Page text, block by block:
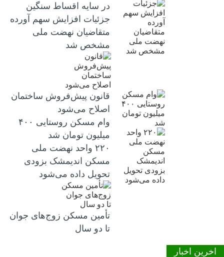
در سایه اقساط سنگین
جزئیات افزایش سهم آورده
متقاضیان نهضت ملی
مشخص شد
قانون پیش‌فروش ساختمان
اصلاح می‌شود
وام مسکن روستایی ۴۰۰
میلیون تومان شد
۲۲۰ واحد نهضت ملی
مسکن اندیمشک بزودی
تحویل داده می‌شود
تأمین مسکن زوج‌های جوان
تا دو سال
اخرین اخبار